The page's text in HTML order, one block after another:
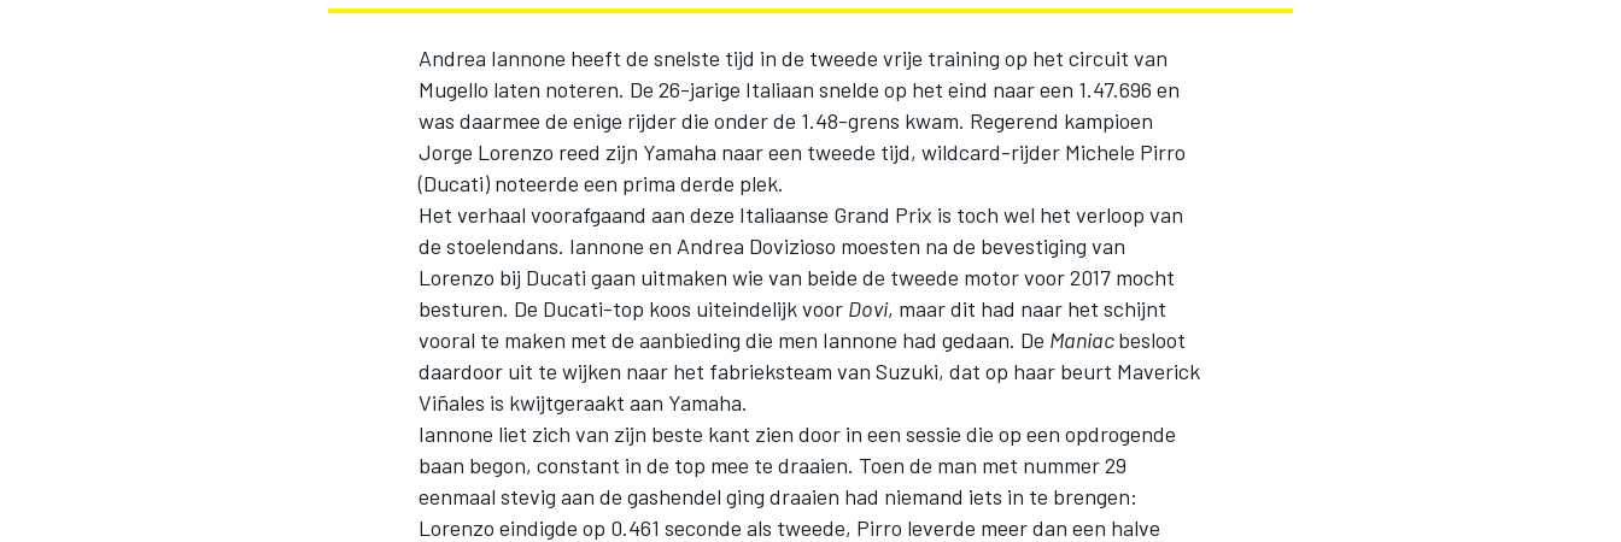
Andrea Iannone heeft de snelste tijd in de tweede vrije training op het circuit van
Mugello laten noteren. De 26-jarige Italiaan snelde op het eind naar een 1.47.696 en
was daarmee de enige rijder die onder de 1.48-grens kwam. Regerend kampioen
Jorge Lorenzo reed zijn Yamaha naar een tweede tijd, wildcard-rijder Michele Pirro
(Ducati) noteerde een prima derde plek.
Het verhaal voorafgaand aan deze Italiaanse Grand Prix is toch wel het verloop van
de stoelendans. Iannone en Andrea Dovizioso moesten na de bevestiging van
Lorenzo bij Ducati gaan uitmaken wie van beide de tweede motor voor 2017 mocht
besturen. De Ducati-top koos uiteindelijk voor Dovi, maar dit had naar het schijnt
vooral te maken met de aanbieding die men Iannone had gedaan. De Maniacbesloot
daardoor uit te wijken naar het fabrieksteam van Suzuki, dat op haar beurt Maverick
Viñales is kwijtgeraakt aan Yamaha.
Iannone liet zich van zijn beste kant zien door in een sessie die op een opdrogende
baan begon, constant in de top mee te draaien. Toen de man met nummer 29
eenmaal stevig aan de gashendel ging draaien had niemand iets in te brengen:
Lorenzo eindigde op 0.461 seconde als tweede, Pirro leverde meer dan een halve